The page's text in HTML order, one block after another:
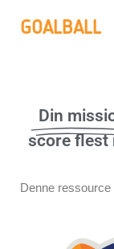
GOALBALL
Din
score flest
Denne